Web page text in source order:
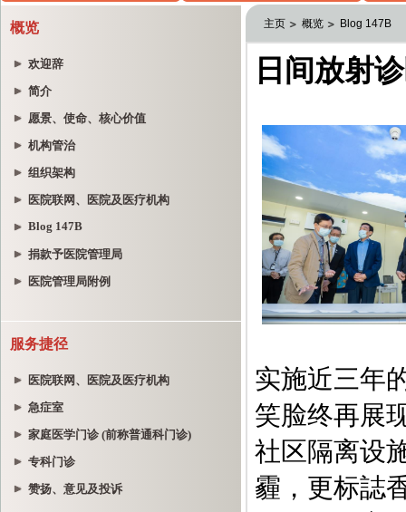
概览
欢迎辞
简介
愿景、使命、核心价值
机构管治
组织架构
医院联网、医院及医疗机构
Blog 147B
捐款予医院管理局
医院管理局附例
服务捷径
医院联网、医院及医疗机构
急症室
家庭医学门诊 (前称普通科门诊)
专科门诊
赞扬、意见及投诉
主页 概览 Blog 147B